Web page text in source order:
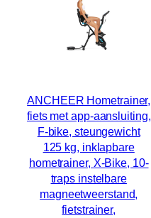
ANCHEER Hometrainer,
fiets met app-aansluiting,
F-bike, steungewicht
125 kg, inklapbare
hometrainer, X-Bike, 10-
traps instelbare
magneetweerstand,
fietstrainer,